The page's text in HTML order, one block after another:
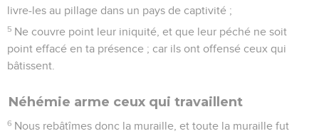
livre-les au pillage dans un pays de captivité ;
5 Ne couvre point leur iniquité, et que leur péché ne soit
point effacé en ta présence ; car ils ont offensé ceux qui
bâtissent.
Néhémie arme ceux qui travaillent
6 Nous rebâtîmes donc la muraille, et toute la muraille fut